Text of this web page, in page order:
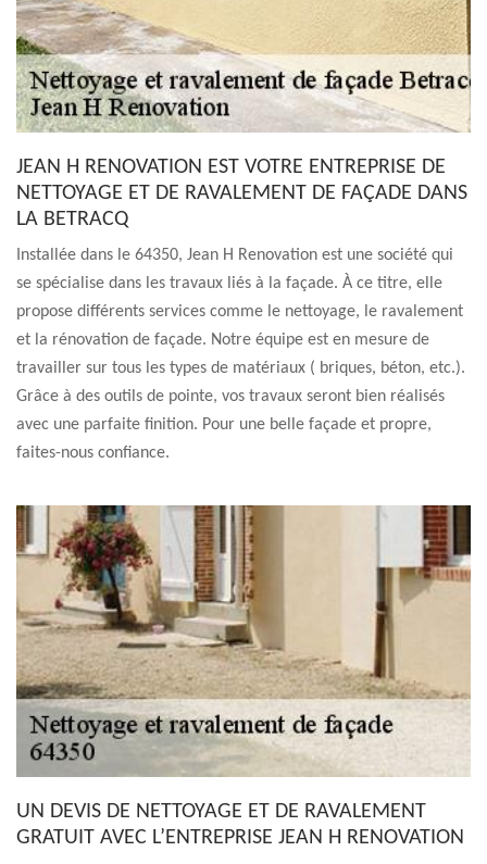
JEAN H RENOVATION EST VOTRE ENTREPRISE DE
NETTOYAGE ET DE RAVALEMENT DE FAÇADE DANS
LA BETRACQ
Installée dans le 64350, Jean H Renovation est une société qui
se spécialise dans les travaux liés à la façade. À ce titre, elle
propose différents services comme le nettoyage, le ravalement
et la rénovation de façade. Notre équipe est en mesure de
travailler sur tous les types de matériaux ( briques, béton, etc.).
Grâce à des outils de pointe, vos travaux seront bien réalisés
avec une parfaite finition. Pour une belle façade et propre,
faites-nous confiance.
UN DEVIS DE NETTOYAGE ET DE RAVALEMENT
GRATUIT AVEC L’ENTREPRISE JEAN H RENOVATION